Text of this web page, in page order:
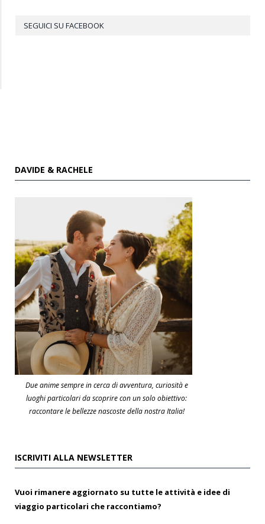
SEGUICI SU FACEBOOK
DAVIDE & RACHELE
Due anime sempre in cerca di avventura, curiosità e
luoghi particolari da scoprire con un solo obiettivo:
raccontare le bellezze nascoste della nostra Italia!
ISCRIVITI ALLA NEWSLETTER
Vuoi rimanere aggiornato su tutte le attività e idee di
viaggio particolari che raccontiamo?